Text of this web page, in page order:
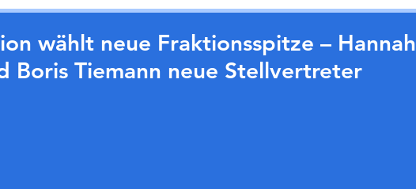
wählt neue Fraktionsspitze – Hannah
Boris Tiemann neue Stellvertreter